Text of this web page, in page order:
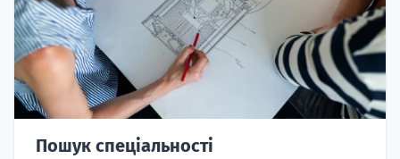
Пошук спеціальності